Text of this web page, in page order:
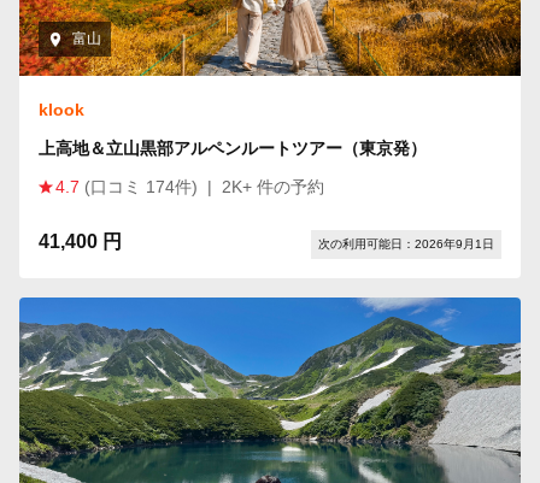
富山
klook
上高地＆立山黒部アルペンルートツアー（東京発）
4.7 (口コミ 174件) | 2K+ 件の予約
41,400 円 次の利用可能日：2026年9月1日